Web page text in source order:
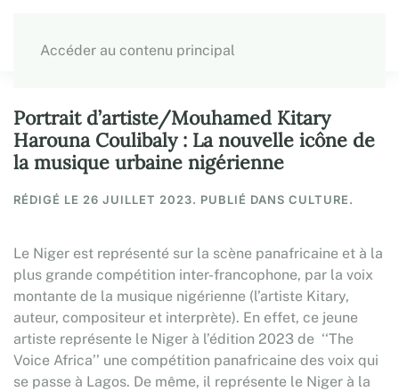
Accéder au contenu principal
Portrait d’artiste/Mouhamed Kitary
Harouna Coulibaly : La nouvelle icône de
la musique urbaine nigérienne
RÉDIGÉ LE 26 JUILLET 2023. PUBLIÉ DANS CULTURE.
Le Niger est représenté sur la scène panafricaine et à la
plus grande compétition inter-francophone, par la voix
montante de la musique nigérienne (l’artiste Kitary,
auteur, compositeur et interprète). En effet, ce jeune
artiste représente le Niger à l’édition 2023 de ‘‘The
Voice Africa’’ une compétition panafricaine des voix qui
se passe à Lagos. De même, il représente le Niger à la